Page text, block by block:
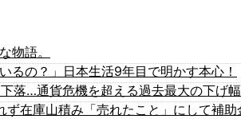
物語。
るの？」日本生活9年目で明かす本心！
落…通貨危機を超える過去最大の下げ幅